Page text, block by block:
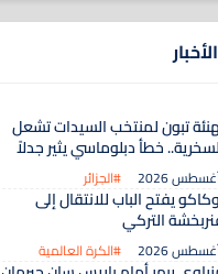
تبون لمنتخب السيدات تشعل
خطأ دبلوماسي يثير جدلاً
#الجزائر
يفتح الباب للانتقال إلى
التركي
#الكرة العالمية